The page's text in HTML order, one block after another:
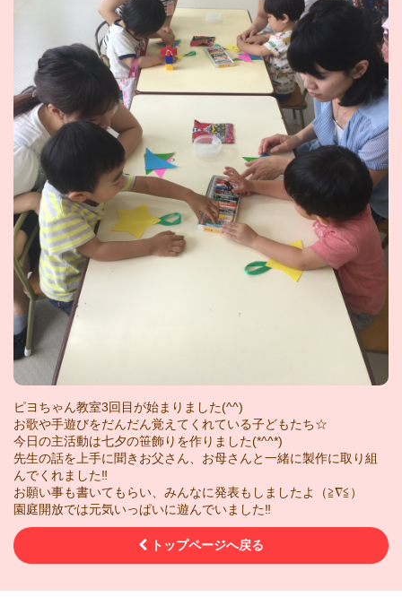
ピヨちゃん教室3回目が始まりました(^^)
お歌や手遊びをだんだん覚えてくれている子どもたち☆
今日の主活動は七夕の笹飾りを作りました(*^^*)
先生の話を上手に聞きお父さん、お母さんと一緒に製作に取り組
んでくれました‼︎
お願い事も書いてもらい、みんなに発表もしましたよ（≧∇≦）
園庭開放では元気いっぱいに遊んでいました‼︎
トップページへ戻る